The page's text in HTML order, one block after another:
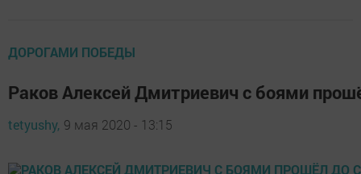
ДОРОГАМИ ПОБЕДЫ
Раков Алексей Дмитриевич с боями
tetyushy, 9 мая 2020 - 13:15